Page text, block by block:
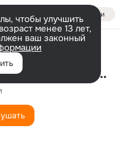
Войти
чтобы улучшить
менее 13 лет,
ваш законный
Thomas Busch Projekt